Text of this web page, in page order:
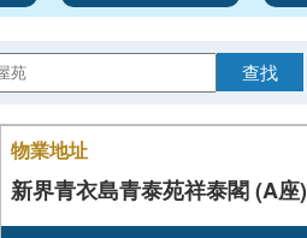
查找
物業地址
新界青衣島青泰苑祥泰閣 (A座)